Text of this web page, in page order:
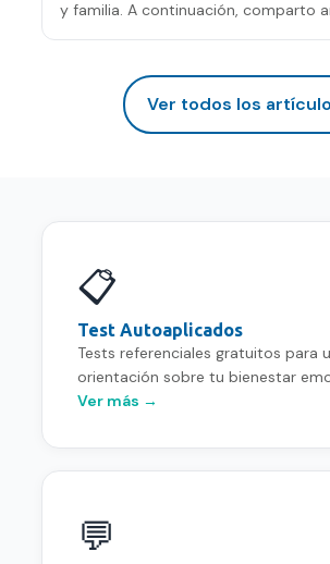
y familia. A continuación, comparto
Ver todos los
📋
Test Autoaplicados
Tests referenciales gratuitos para
orientación sobre tu bienestar
Ver más →
💬